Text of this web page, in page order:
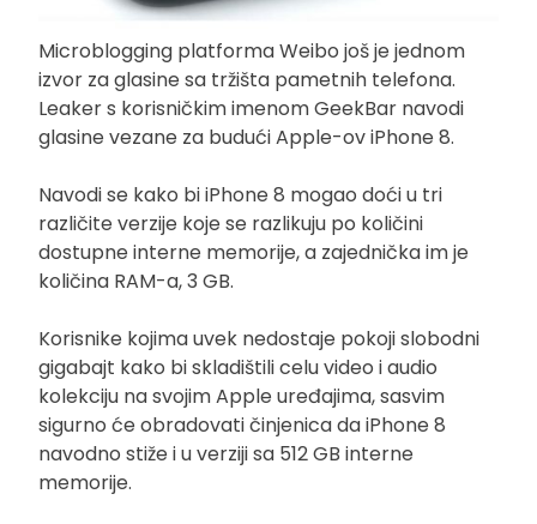
Microblogging platforma Weibo još je jednom
izvor za glasine sa tržišta pametnih telefona.
Leaker s korisničkim imenom GeekBar navodi
glasine vezane za budući Apple-ov iPhone 8.
Navodi se kako bi iPhone 8 mogao doći u tri
različite verzije koje se razlikuju po količini
dostupne interne memorije, a zajednička im je
količina RAM-a, 3 GB.
Korisnike kojima uvek nedostaje pokoji slobodni
gigabajt kako bi skladištili celu video i audio
kolekciju na svojim Apple uređajima, sasvim
sigurno će obradovati činjenica da iPhone 8
navodno stiže i u verziji sa 512 GB interne
memorije.